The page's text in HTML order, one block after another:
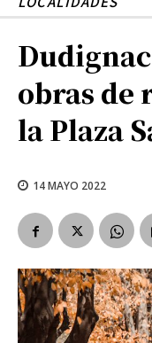
obras de
la Plaza
14 MAYO 2022